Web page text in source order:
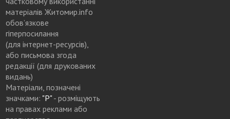
матеріалів Житомир.info
обов’язкове
гіперпосилання
(для інтернет-ресурсів),
або письмова згода
редакції (для друкованих
видань)
Матеріали, позначені
значками: "Р"- розміщують
на правах реклами або